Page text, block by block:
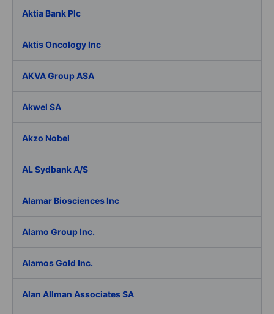
Aktia Bank Plc
Aktis Oncology Inc
AKVA Group ASA
Akwel SA
Akzo Nobel
AL Sydbank A/S
Alamar Biosciences Inc
Alamo Group Inc.
Alamos Gold Inc.
Alan Allman Associates SA